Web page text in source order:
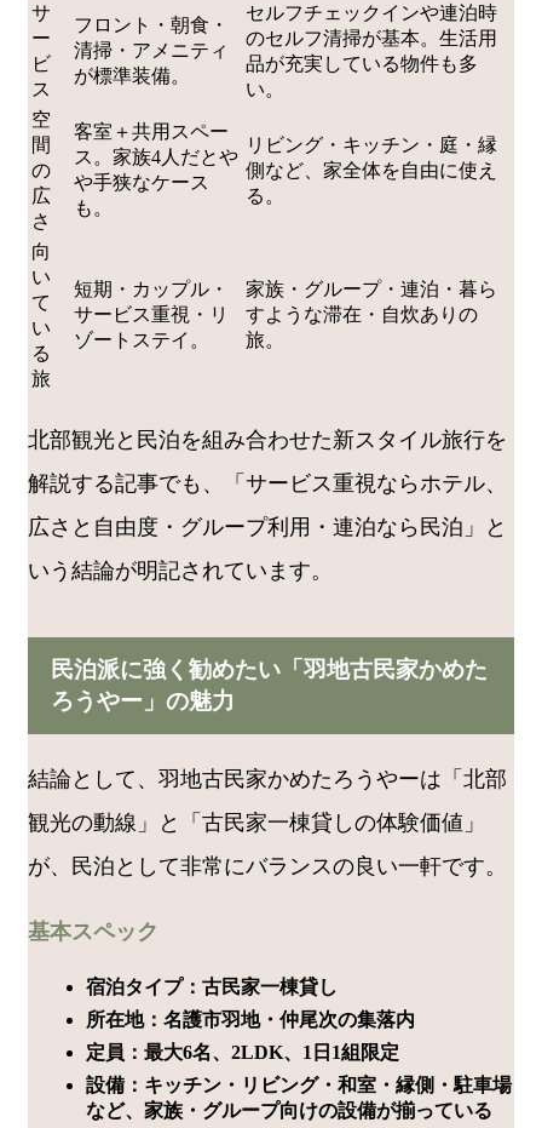
サ
ー
ビ
ス
フロント・朝食・
清掃・アメニティ
が標準装備。
セルフチェックインや連泊時
のセルフ清掃が基本。生活用
品が充実している物件も多
い。
空
間
の
広
さ
客室＋共用スペー
ス。家族4人だとや
や手狭なケース
も。
リビング・キッチン・庭・縁
側など、家全体を自由に使え
る。
向
い
て
い
る
旅
短期・カップル・
サービス重視・リ
ゾートステイ。
家族・グループ・連泊・暮ら
すような滞在・自炊ありの
旅。
北部観光と民泊を組み合わせた新スタイル旅行を
解説する記事でも、「サービス重視ならホテル、
広さと自由度・グループ利用・連泊なら民泊」と
いう結論が明記されています。
民泊派に強く勧めたい「羽地古民家かめた
ろうやー」の魅力
結論として、羽地古民家かめたろうやーは「北部
観光の動線」と「古民家一棟貸しの体験価値」
が、民泊として非常にバランスの良い一軒です。
基本スペック
宿泊タイプ：古民家一棟貸し
所在地：名護市羽地・仲尾次の集落内
定員：最大6名、2LDK、1日1組限定
設備：キッチン・リビング・和室・縁側・駐車場
など、家族・グループ向けの設備が揃っている